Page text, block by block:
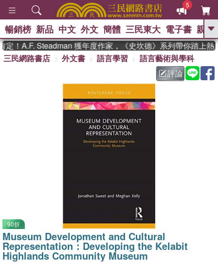
5
GO
熱搜： 東野圭吾 、 高希均教授回憶錄
父親節 、 如果歷
暑期推薦 、 國際布克
獎 臺灣漫遊錄
登輝時代 、 數學女孩：黎曼猜想
偉大的迷走神經
暢銷榜 新品 中文 外文 簡體 三民東大 電子書 親子
！A.F. Steadman 獲年度作家，《史坎德》系列帶你踏上熱
三民網路書店
外文書 語言學習
語言藝術與學科
評論
90折
Museum Development and Cultural
Representation：Developing the Kelabit
Highlands Community Museum